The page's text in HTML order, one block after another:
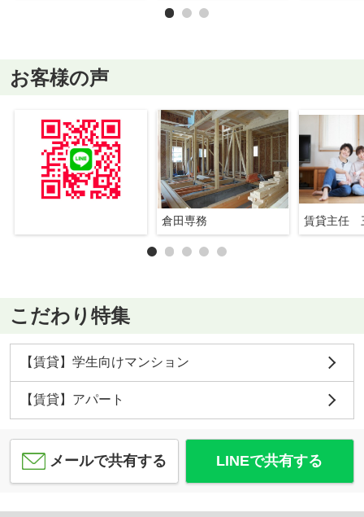
お客様の声
倉田専務 賃貸主任
こだわり特集
【賃貸】学生向けマンション
【賃貸】アパート
メールで共有する LINEで共有する